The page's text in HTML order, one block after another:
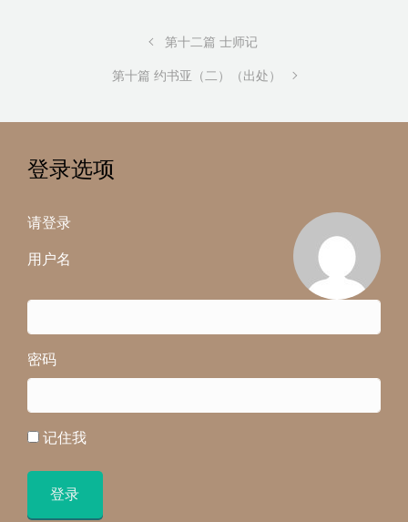
第十二篇 士师记
第十篇 约书亚（二）（出处）
登录选项
请登录
用户名
密码
记住我